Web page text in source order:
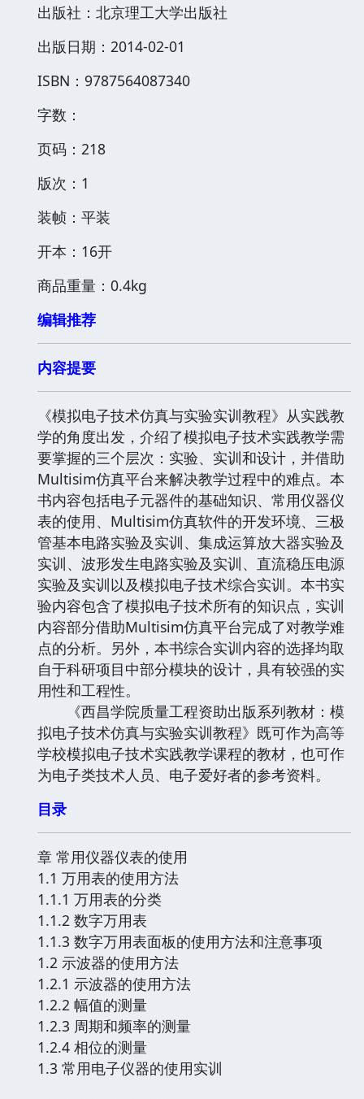
出版社：北京理工大学出版社
出版日期：2014-02-01
ISBN：9787564087340
字数：
页码：218
版次：1
装帧：平装
开本：16开
商品重量：0.4kg
编辑推荐
内容提要
《模拟电子技术仿真与实验实训教程》从实践教
学的角度出发，介绍了模拟电子技术实践教学需
要掌握的三个层次：实验、实训和设计，并借助
Multisim仿真平台来解决教学过程中的难点。本
书内容包括电子元器件的基础知识、常用仪器仪
表的使用、Multisim仿真软件的开发环境、三极
管基本电路实验及实训、集成运算放大器实验及
实训、波形发生电路实验及实训、直流稳压电源
实验及实训以及模拟电子技术综合实训。本书实
验内容包含了模拟电子技术所有的知识点，实训
内容部分借助Multisim仿真平台完成了对教学难
点的分析。另外，本书综合实训内容的选择均取
自于科研项目中部分模块的设计，具有较强的实
用性和工程性。
《西昌学院质量工程资助出版系列教材：模
拟电子技术仿真与实验实训教程》既可作为高等
学校模拟电子技术实践教学课程的教材，也可作
为电子类技术人员、电子爱好者的参考资料。
目录
章 常用仪器仪表的使用
1.1 万用表的使用方法
1.1.1 万用表的分类
1.1.2 数字万用表
1.1.3 数字万用表面板的使用方法和注意事项
1.2 示波器的使用方法
1.2.1 示波器的使用方法
1.2.2 幅值的测量
1.2.3 周期和频率的测量
1.2.4 相位的测量
1.3 常用电子仪器的使用实训